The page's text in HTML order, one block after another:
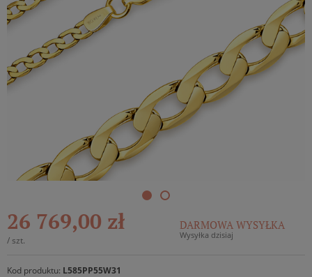
26 769,00 zł
/ szt.
DARMOWA WYSYŁKA
Wysyłka dzisiaj
Kod produktu: L585PP55W31